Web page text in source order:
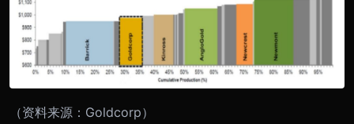
（资料来源：Goldcorp）